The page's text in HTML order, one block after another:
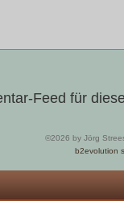
Feed für
©2026 by Jörg
b2evolution